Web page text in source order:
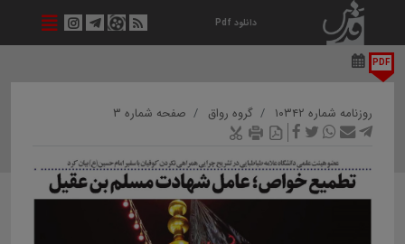
دانلود Pdf
PDF
روزنامه شماره ۱۰۳۴۲ گروه رواق صفحه شماره ۳